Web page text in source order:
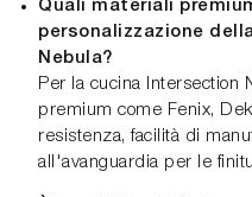
Quali materiali
personalizzazione
Nebula?
Per la cucina Intersection
premium come Fenix,
resistenza, facilità di
all'avanguardia per le